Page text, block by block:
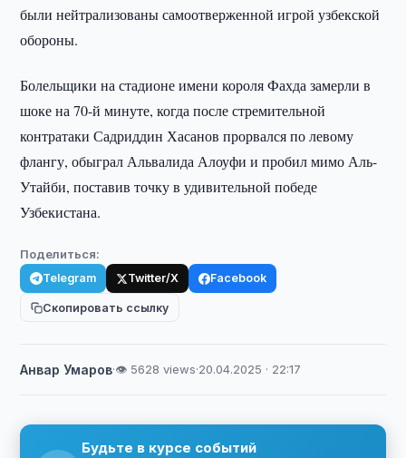
были нейтрализованы самоотверженной игрой узбекской
обороны.
Болельщики на стадионе имени короля Фахда замерли в
шоке на 70-й минуте, когда после стремительной
контратаки Садриддин Хасанов прорвался по левому
флангу, обыграл Альвалида Алоуфи и пробил мимо Аль-
Утайби, поставив точку в удивительной победе
Узбекистана.
Поделиться:
Telegram Twitter/X Facebook
Скопировать ссылку
Анвар Умаров·👁 5628 views·20.04.2025 · 22:17
Будьте в курсе событий